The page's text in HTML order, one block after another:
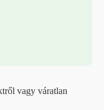
vagy váratlan